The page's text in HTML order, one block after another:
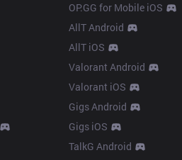
OP.GG for Mobile iOS
AllT Android
AllT iOS
Valorant Android
Valorant iOS
Gigs Android
Gigs iOS
TalkG Android